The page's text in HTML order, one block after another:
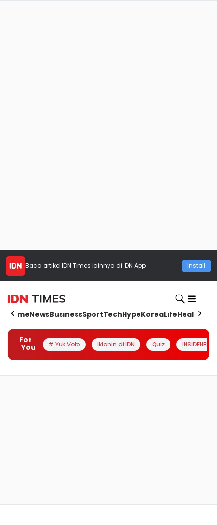
Baca artikel IDN Times lainnya di IDN App Install
HomeNewsBusinessSportTechHypeKoreaLifeHealth
For
You
# Yuk Vote Iklanin di IDN Quiz INSIDENESIA